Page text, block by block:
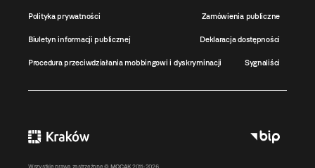
Polityka prywatności Zamówienia publiczne
Biuletyn informacji publicznej Deklaracja dostępności
Procedura przeciwdziałania mobbingowi i dyskryminacji Sygnaliści
Wszystkie prawa zastrzeżone © MOCAK 2011-2026